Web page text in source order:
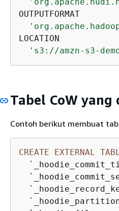
OUTPUTFORMAT
LOCATION
's3://amzn-s3-
Tabel CoW
Contoh berikut membuat
CREATE EXTERNAL